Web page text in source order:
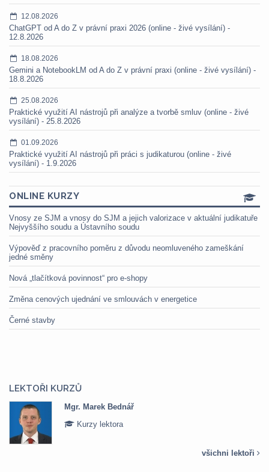
12.08.2026
ChatGPT od A do Z v právní praxi 2026 (online - živé vysílání) -
12.8.2026
18.08.2026
Gemini a NotebookLM od A do Z v právní praxi (online - živé vysílání) -
18.8.2026
25.08.2026
Praktické využití AI nástrojů při analýze a tvorbě smluv (online - živé
vysílání) - 25.8.2026
01.09.2026
Praktické využití AI nástrojů při práci s judikaturou (online - živé
vysílání) - 1.9.2026
ONLINE KURZY
Vnosy ze SJM a vnosy do SJM a jejich valorizace v aktuální judikatuře
Nejvyššího soudu a Ústavního soudu
Výpověď z pracovního poměru z důvodu neomluveného zameškání
jedné směny
Nová „tlačítková povinnost“ pro e-shopy
Změna cenových ujednání ve smlouvách v energetice
Černé stavby
LEKTOŘI KURZŮ
Mgr. Marek Bednář
Kurzy lektora
všichni lektoři